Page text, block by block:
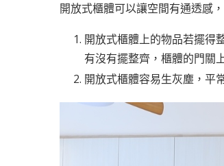
開放式櫃體可以讓空間有通透感
開放式櫃體上的物品若擺得
有沒有擺整齊，櫃體的門關
開放式櫃體容易生灰塵，平